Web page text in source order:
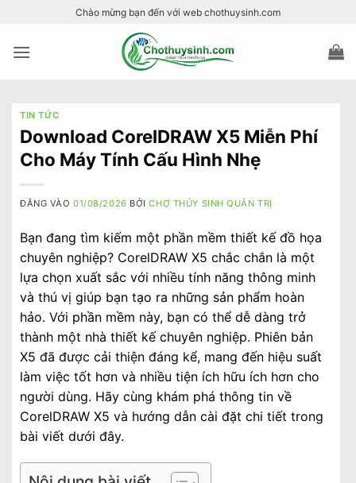
nội
Chào mừng bạn đến với web chothuysinh.com
TIN TỨC
Download CorelDRAW X5 Miễn Phí
Cho Máy Tính Cấu Hình Nhẹ
ĐĂNG VÀO01/08/2026 BỞICHỢ THỦY SINH QUẢN TRỊ
Bạn đang tìm kiếm một phần mềm thiết kế đồ họa
chuyên nghiệp? CorelDRAW X5 chắc chắn là một
lựa chọn xuất sắc với nhiều tính năng thông minh
và thú vị giúp bạn tạo ra những sản phẩm hoàn
hảo. Với phần mềm này, bạn có thể dễ dàng trở
thành một nhà thiết kế chuyên nghiệp. Phiên bản
X5 đã được cải thiện đáng kể, mang đến hiệu suất
làm việc tốt hơn và nhiều tiện ích hữu ích hơn cho
người dùng. Hãy cùng khám phá thông tin về
CorelDRAW X5 và hướng dẫn cài đặt chi tiết trong
bài viết dưới đây.